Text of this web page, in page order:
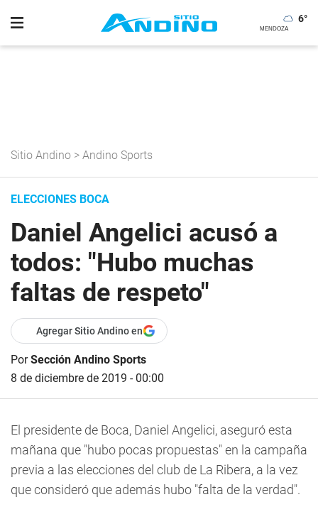
6°
Sitio Andino > Andino Sports
ELECCIONES BOCA
Daniel Angelici acusó a
todos: "Hubo muchas
faltas de respeto"
Agregar Sitio Andino en
PorSección Andino Sports
8 de diciembre de 2019 - 00:00
El presidente de Boca, Daniel Angelici, aseguró esta
mañana que "hubo pocas propuestas" en la campaña
previa a las elecciones del club de La Ribera, a la vez
que consideró que además hubo "falta de la verdad".